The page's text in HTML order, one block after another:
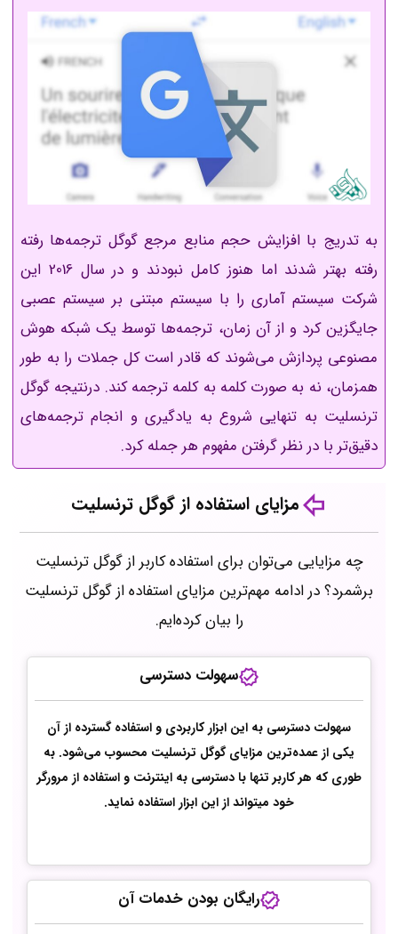
به تدریج با افزایش حجم منابع مرجع گوگل ترجمه‌ها رفته
رفته بهتر شدند اما هنوز کامل نبودند و در سال 2016 این
شرکت سیستم آماری را با سیستم مبتنی بر سیستم عصبی
جایگزین کرد و از آن زمان، ترجمه‌ها توسط یک شبکه هوش
مصنوعی پردازش می‌شوند که قادر است کل جملات را به طور
همزمان، نه به صورت کلمه به کلمه ترجمه کند. درنتیجه گوگل
ترنسلیت به تنهایی شروع به یادگیری و انجام ترجمه‌های
دقیق‌تر با در نظر گرفتن مفهوم هر جمله کرد.
مزایای استفاده از گوگل ترنسلیت
چه مزایایی می‌توان برای استفاده کاربر از گوگل ترنسلیت
برشمرد؟ در ادامه مهم‌ترین مزایای استفاده از گوگل ترنسلیت
را بیان کرده‌ایم.
سهولت دسترسی
سهولت دسترسی به این ابزار کاربردی و استفاده گسترده از آن
یکی از عمده‌ترین مزایای گوگل ترنسلیت محسوب‌ می‌شود. به
طوری که هر کاربر تنها با دسترسی به اینترنت و استفاده از مرورگر
خود میتواند از این ابزار استفاده نماید.
رایگان بودن خدمات آن